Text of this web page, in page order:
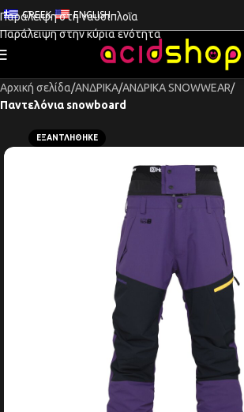
Παράλειψη στη ναυσιπλοΐα
Παράλειψη στην κύρια ενότητα
GREEK ENGLISH
Αρχική σελίδα ΑΝΔΡΙΚΑ ΑΝΔΡΙΚΑ SNOWWEAR
Παντελόνια snowboard
ΕΞΑΝΤΛΉΘΗΚΕ